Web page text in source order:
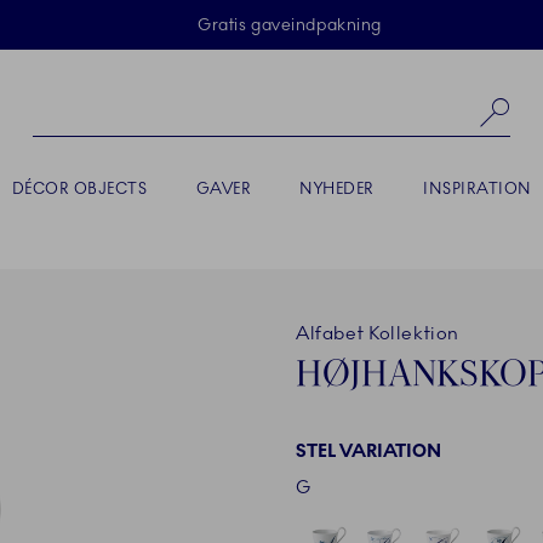
Skip Navigation
Gratis gaveindpakning
DÉCOR OBJECTS GAVER NYHEDER INSPIRATION
Alfabet Kollektion
STEL VARIATION
G